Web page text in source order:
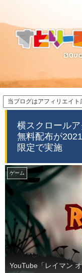
当ブログはアフィリエイ
横スクロール
無料配布が
限定で実施
ゲーム
YouTube「レイマン